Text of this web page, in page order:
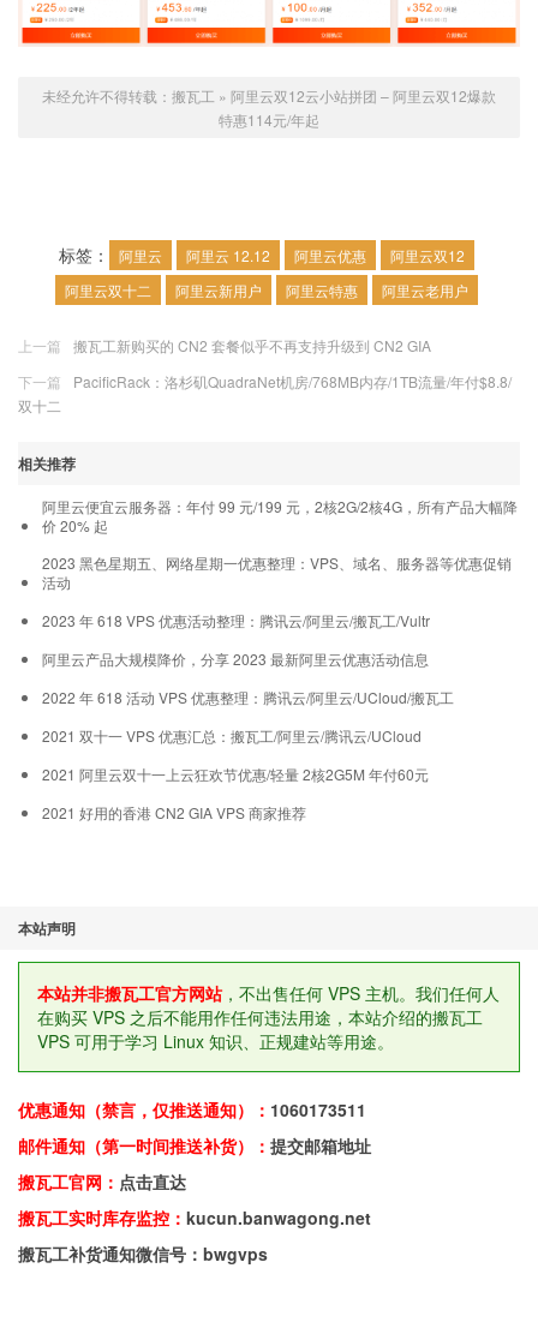
未经允许不得转载： 搬瓦工 » 阿里云双12云小站拼团 – 阿里云双12爆款
特惠114元/年起
标签： 阿里云 阿里云 12.12 阿里云优惠
阿里云双12
阿里云双十二
阿里云新用户 阿里云特惠 阿里云老用户
上一篇
搬瓦工新购买的 CN2 套餐似乎不再支持升级到 CN2 GIA
下一篇
PacificRack：洛杉矶QuadraNet机房/768MB内存/1TB流量/年付$8.8/
双十二
相关推荐
阿里云便宜云服务器：年付 99 元/199 元，2核2G/2核4G，所有产品大幅降
价 20% 起
2023 黑色星期五、网络星期一优惠整理：VPS、域名、服务器等优惠促销
活动
2023 年 618 VPS 优惠活动整理：腾讯云/阿里云/搬瓦工/Vultr
阿里云产品大规模降价，分享 2023 最新阿里云优惠活动信息
2022 年 618 活动 VPS 优惠整理：腾讯云/阿里云/UCloud/搬瓦工
2021 双十一 VPS 优惠汇总：搬瓦工/阿里云/腾讯云/UCloud
2021 阿里云双十一上云狂欢节优惠/轻量 2核2G5M 年付60元
2021 好用的香港 CN2 GIA VPS 商家推荐
本站声明
本站并非搬瓦工官方网站，不出售任何 VPS 主机。我们任何人
在购买 VPS 之后不能用作任何违法用途，本站介绍的搬瓦工
VPS 可用于学习 Linux 知识、正规建站等用途。
优惠通知（禁言，仅推送通知）： 1060173511
邮件通知（第一时间推送补货）： 提交邮箱地址
搬瓦工官网： 点击直达
搬瓦工实时库存监控： kucun.banwagong.net
搬瓦工补货通知微信号：bwgvps